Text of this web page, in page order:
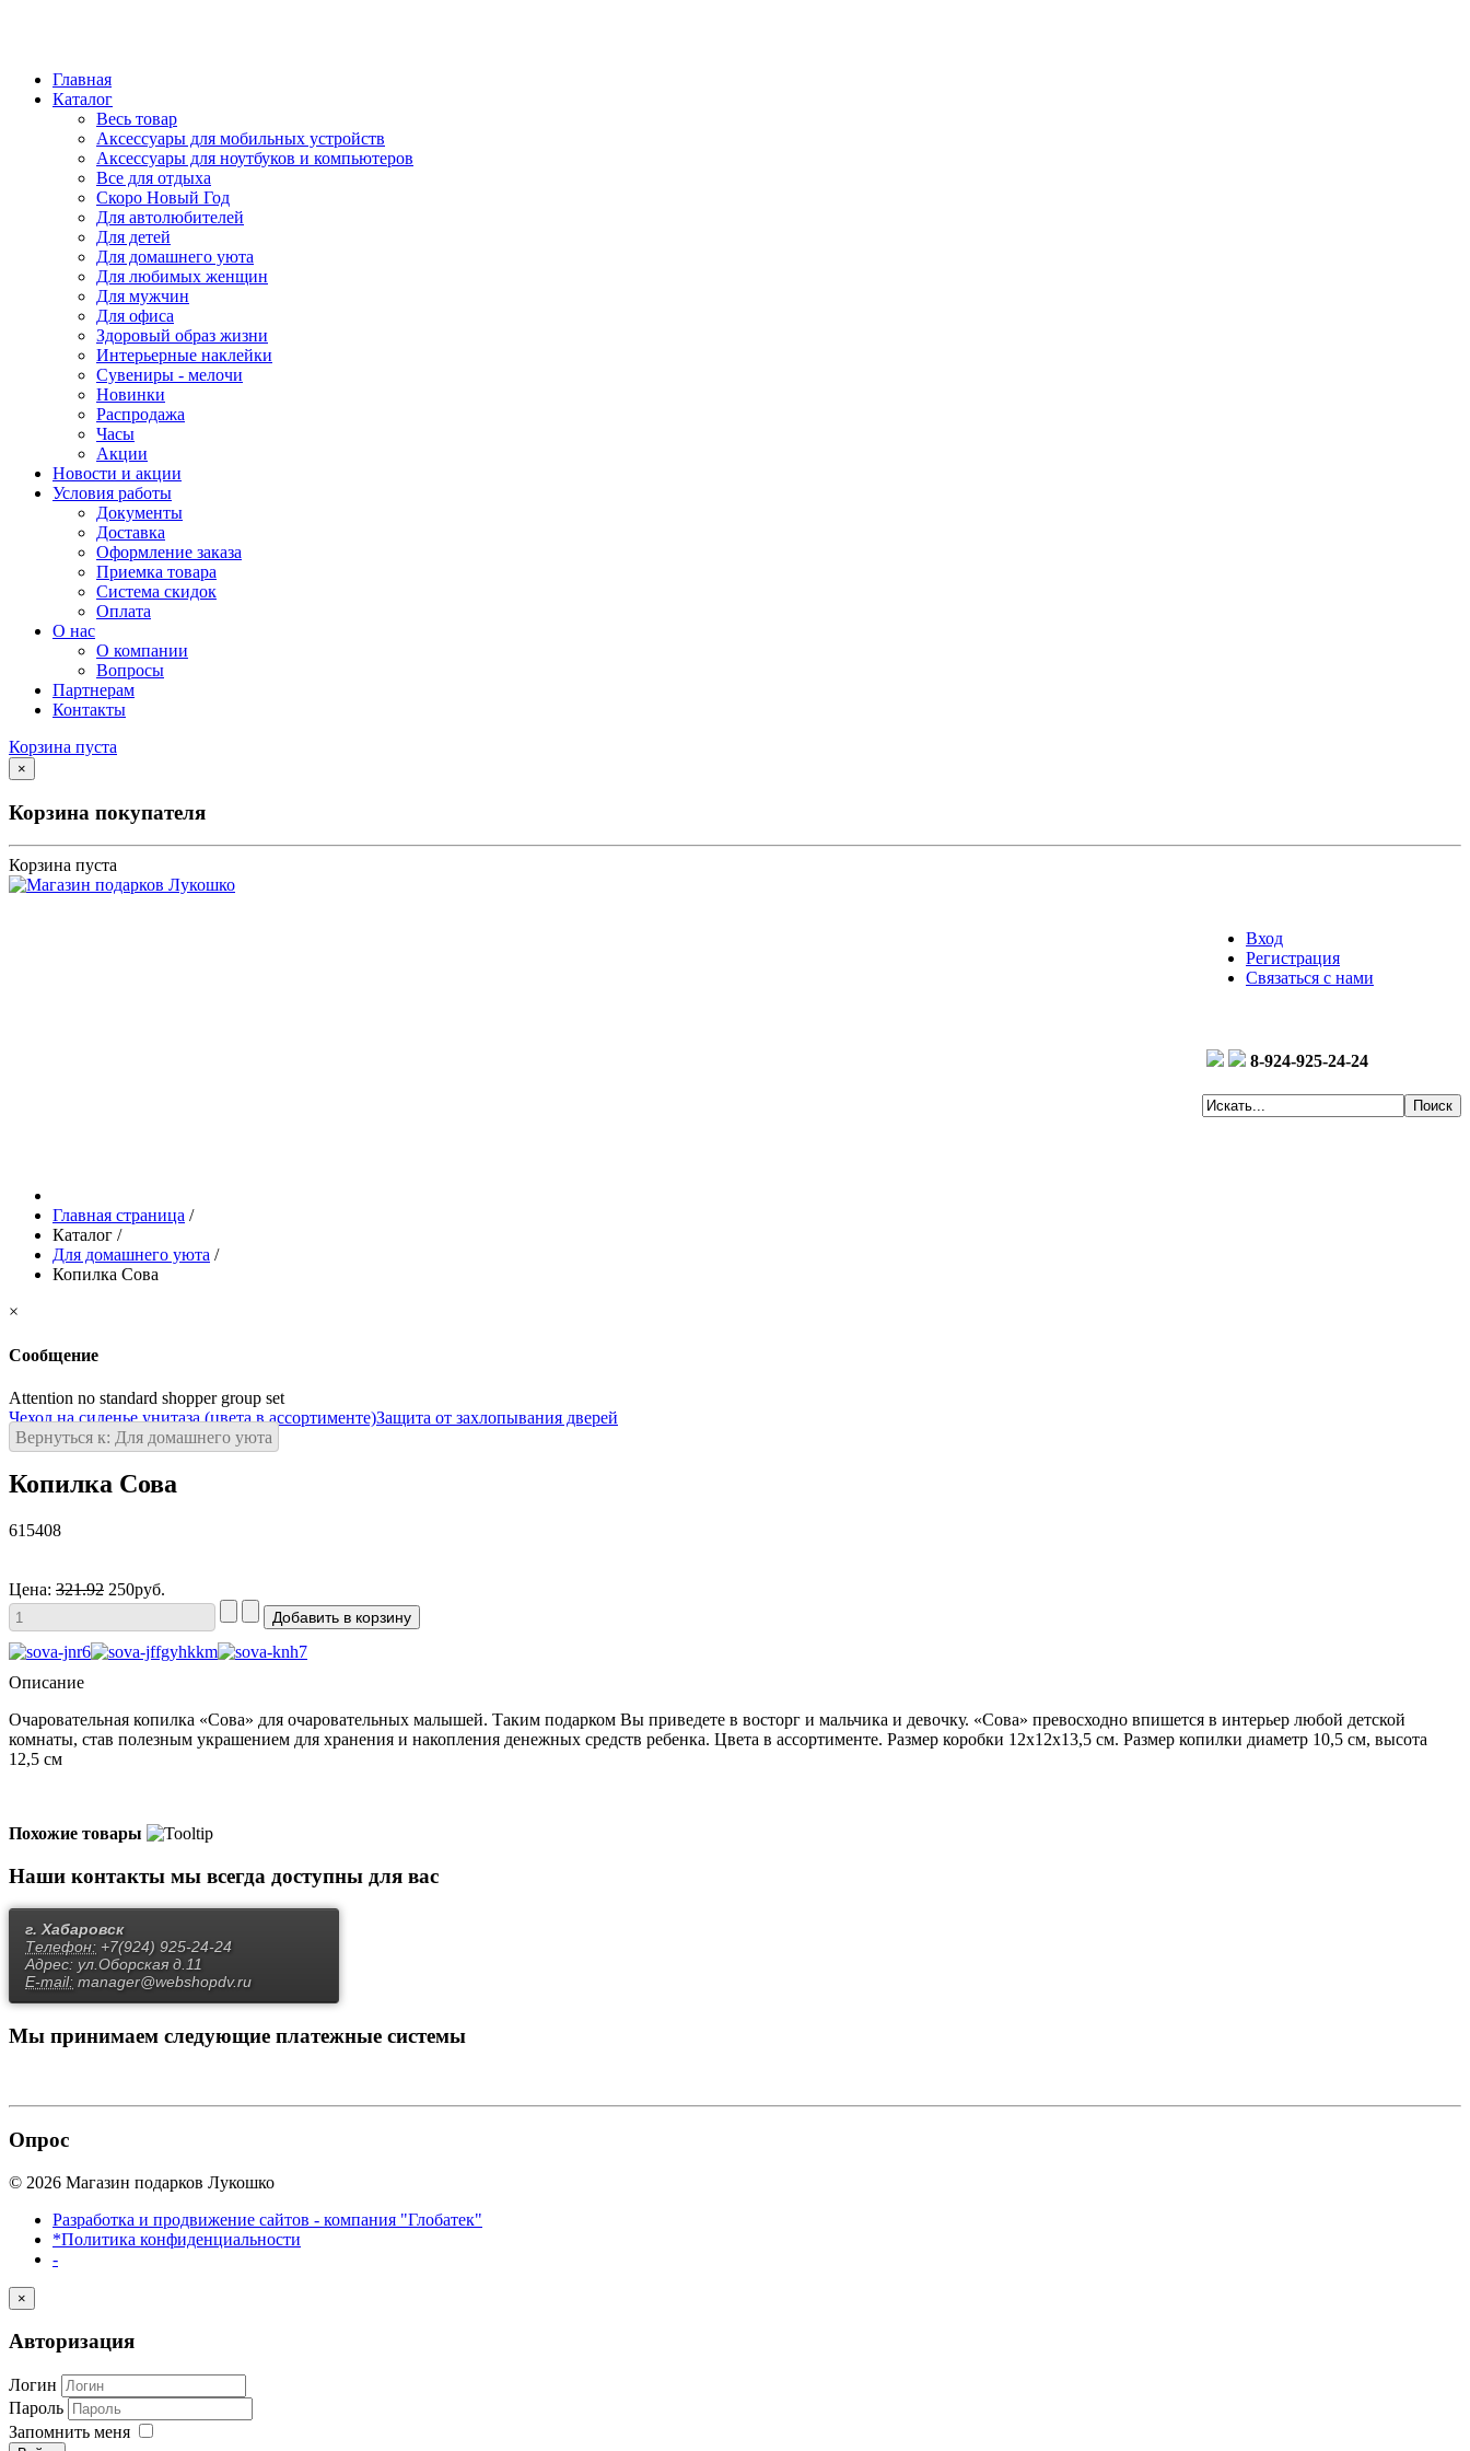
Главная
Каталог
Весь товар
Аксессуары для мобильных устройств
Аксессуары для ноутбуков и компьютеров
Все для отдыха
Скоро Новый Год
Для автолюбителей
Для детей
Для домашнего уюта
Для любимых женщин
Для мужчин
Для офиса
Здоровый образ жизни
Интерьерные наклейки
Сувениры - мелочи
Новинки
Распродажа
Часы
Акции
Новости и акции
Условия работы
Документы
Доставка
Оформление заказа
Приемка товара
Система скидок
Оплата
О нас
О компании
Вопросы
Партнерам
Контакты
Корзина пуста
×
Корзина покупателя
Корзина пуста
Вход
Регистрация
Связаться с нами
8-924-925-24-24
Главная страница /
Каталог /
Для домашнего уюта /
Копилка Сова
×
Сообщение
Attention no standard shopper group set
Чехол на сиденье унитаза (цвета в ассортименте)Защита от захлопывания дверей
Вернуться к: Для домашнего уюта
Копилка Сова
615408
Цена: 321.92 250руб.
Описание
Очаровательная копилка «Сова» для очаровательных малышей. Таким подарком Вы приведете в восторг и мальчика и девочку. «Сова» превосходно впишется в интерьер любой детской
комнаты, став полезным украшением для хранения и накопления денежных средств ребенка. Цвета в ассортименте. Размер коробки 12х12х13,5 см. Размер копилки диаметр 10,5 см, высота
12,5 см
Похожие товары
Наши контакты мы всегда доступны для вас
г. Хабаровск
Телефон: +7(924) 925-24-24
Адрес: ул.Оборская д.11
E-mail: manager@webshopdv.ru
Мы принимаем следующие платежные системы
Опрос
© 2026 Магазин подарков Лукошко
Разработка и продвижение сайтов - компания "Глобатек"
*Политика конфиденциальности
-
×
Авторизация
Логин
Пароль
Запомнить меня